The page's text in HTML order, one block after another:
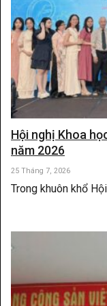
Hội nghị Khoa
năm 2026
25 Tháng 7, 2026
Trong khuôn khổ